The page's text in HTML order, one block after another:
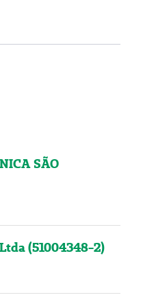
SÃO
(51004348-2)